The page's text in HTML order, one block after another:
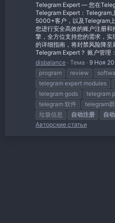
Telegram Expert — 您在
Telegram Expert：Telegram
5000+客户，以及Telegram
您进行安全高效的账户注册和
擎，全方位支持您的需求，
的详细指南，将封禁风险降
Telegram Expert？ 账户管
disbalance Тема 9 Ноя
program
review
telegram expert modules
telegram gods
telegram
telegram 软件
telegram
垃圾信息
自动注册 自
Авторские статьи